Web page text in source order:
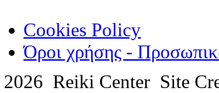
Cookies Policy
Όροι χρήσης -
2026 Reiki Center Site